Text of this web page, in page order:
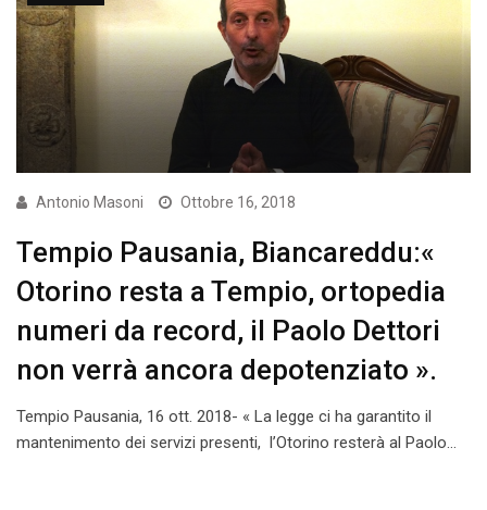
Antonio Masoni Ottobre 16, 2018
Tempio Pausania, Biancareddu:«
Otorino resta a Tempio, ortopedia
numeri da record, il Paolo Dettori
non verrà ancora depotenziato ».
Tempio Pausania, 16 ott. 2018- « La legge ci ha garantito il
mantenimento dei servizi presenti, l’Otorino resterà al Paolo…